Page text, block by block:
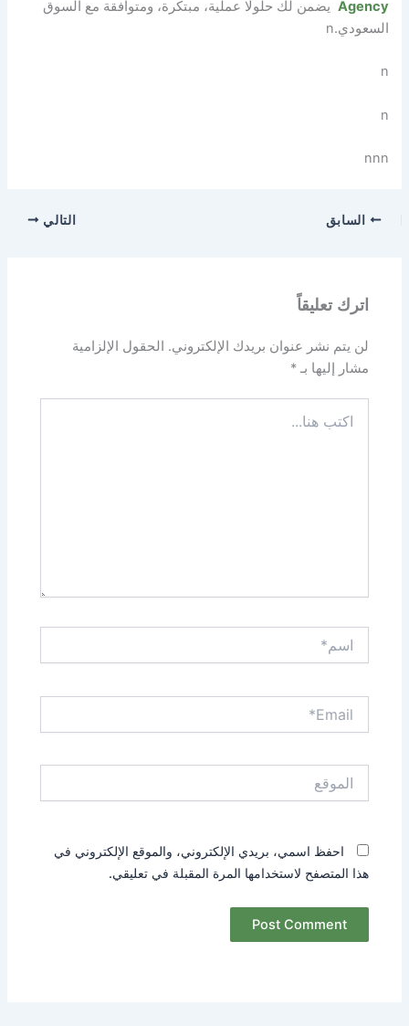
Agency يضمن لك حلولًا عملية، مبتكرة، ومتوافقة مع السوق
السعودي.n
n
n
nnn
السابق التالي
اترك تعليقاً
لن يتم نشر عنوان بريدك الإلكتروني. الحقول الإلزامية
مشار إليها بـ*
هنا...
احفظ اسمي، بريدي الإلكتروني، والموقع الإلكتروني في
هذا المتصفح لاستخدامها المرة المقبلة في تعليقي.